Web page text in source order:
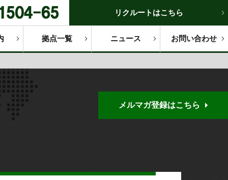
リクルートはこちら
拠点一覧 ニュース お問い合わせ
メルマガ登録はこちら